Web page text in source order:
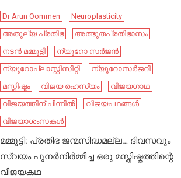
Dr Arun Oommen
Neuroplasticity
അതുല്യ പ്രതിഭ
അത്ഭുതപ്രതിഭാസം
നടൻ മമ്മൂട്ടി
ന്യൂറോ സർജൻ
ന്യൂറോപ്ലാസ്റ്റിസിറ്റി
ന്യൂറോസർജറി
മസ്തിഷ്കം
വിജയ രഹസ്യം
വിജയഗാഥ
വിജയത്തിന് പിന്നിൽ
വിജയപഥങ്ങൾ
വിജയാശംസകൾ
മമ്മൂട്ടി: പ്രതിഭ ജന്മസിദ്ധമല്ല… ദിവസവും
സ്വയം പുനർനിർമ്മിച്ച ഒരു മസ്തിഷ്കത്തിന്റെ
വിജയകഥ